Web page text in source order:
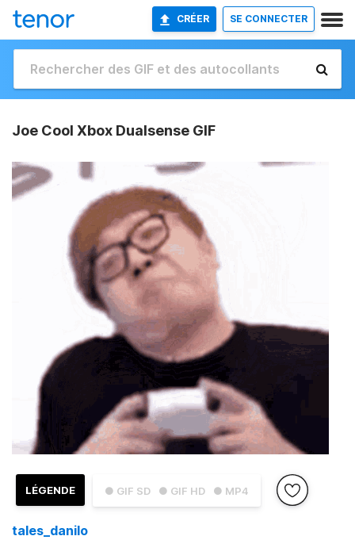
CRÉER SE CONNECTER
Joe Cool Xbox Dualsense GIF
● GIF SD ● GIF HD ● MP4
LÉGENDE
tales_danilo